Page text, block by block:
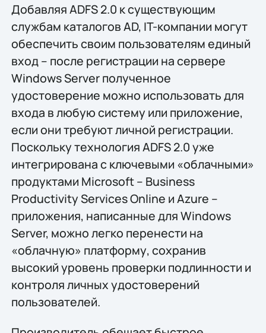
Добавляя ADFS 2.0 к существующим
службам каталогов AD, IT-компании могут
обеспечить своим пользователям единый
вход – после регистрации на сервере
Windows Server полученное
удостоверение можно использовать для
входа в любую систему или приложение,
если они требуют личной регистрации.
Поскольку технология ADFS 2.0 уже
интегрирована с ключевыми «облачными»
продуктами Microsoft – Business
Productivity Services Online и Azure –
приложения, написанные для Windows
Server, можно легко перенести на
«облачную» платформу, сохранив
высокий уровень проверки подлинности и
контроля личных удостоверений
пользователей.